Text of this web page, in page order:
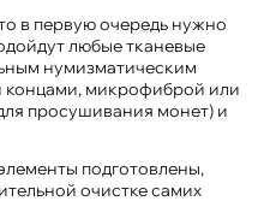
в первую очередь нужно
любые тканевые
нумизматическим
микрофиброй или
просушивания монет) и
подготовлены,
очистке самих